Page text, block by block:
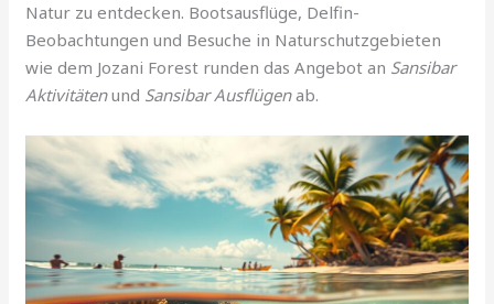
Natur zu entdecken. Bootsausflüge, Delfin-
Beobachtungen und Besuche in Naturschutzgebieten
wie dem Jozani Forest runden das Angebot an Sansibar
Aktivitätenund Sansibar Ausflügenab.